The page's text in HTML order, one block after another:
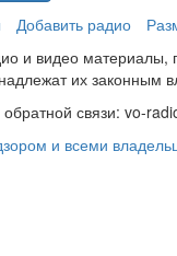
Добавить радио
и видео материалы,
их законным
связи: vo-
и всеми